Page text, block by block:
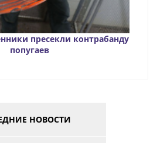
пресекли контрабанду
попугаев
НОВОСТИ